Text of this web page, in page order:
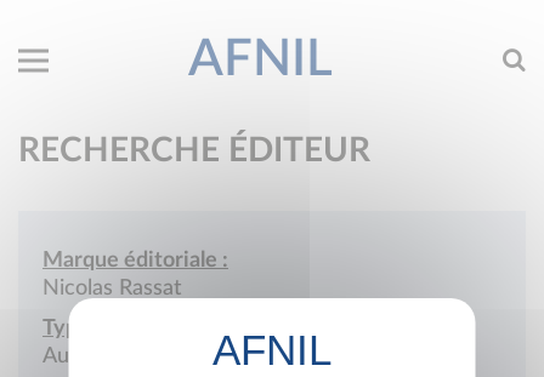
AFNIL
RECHERCHE ÉDITEUR
Marque éditoriale :
Nicolas Rassat
Type de société :
Auto-édition